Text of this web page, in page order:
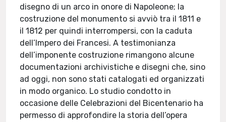
disegno di un arco in onore di Napoleone; la
costruzione del monumento si avviò tra il 1811 e
il 1812 per quindi interrompersi, con la caduta
dell’Impero dei Francesi. A testimonianza
dell’imponente costruzione rimangono alcune
documentazioni archivistiche e disegni che, sino
ad oggi, non sono stati catalogati ed organizzati
in modo organico. Lo studio condotto in
occasione delle Celebrazioni del Bicentenario ha
permesso di approfondire la storia dell’opera